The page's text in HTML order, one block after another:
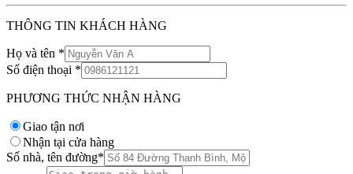
THÔNG TIN KHÁCH HÀNG
Họ và tên *
Số điện thoại *
PHƯƠNG THỨC NHẬN HÀNG
Giao tận nơi
Nhận tại cửa hàng
Số nhà, tên đường*